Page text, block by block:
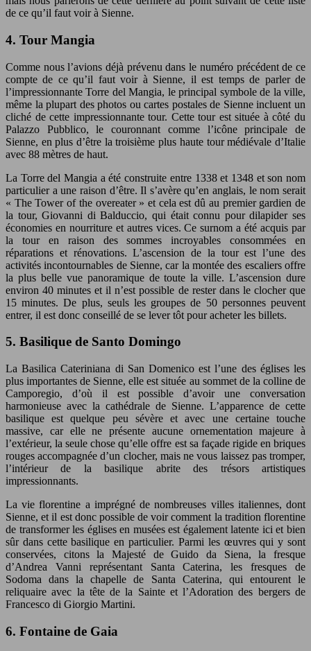
de ce qu’il faut voir à Sienne.
4. Tour Mangia
Comme nous l’avions déjà prévenu dans le numéro précédent de ce
compte de ce qu’il faut voir à Sienne, il est temps de parler de
l’impressionnante Torre del Mangia, le principal symbole de la ville,
même la plupart des photos ou cartes postales de Sienne incluent un
cliché de cette impressionnante tour. Cette tour est située à côté du
Palazzo Pubblico, le couronnant comme l’icône principale de
Sienne, en plus d’être la troisième plus haute tour médiévale d’Italie
avec 88 mètres de haut.
La Torre del Mangia a été construite entre 1338 et 1348 et son nom
particulier a une raison d’être. Il s’avère qu’en anglais, le nom serait
« The Tower of the overeater » et cela est dû au premier gardien de
la tour, Giovanni di Balduccio, qui était connu pour dilapider ses
économies en nourriture et autres vices. Ce surnom a été acquis par
la tour en raison des sommes incroyables consommées en
réparations et rénovations. L’ascension de la tour est l’une des
activités incontournables de Sienne, car la montée des escaliers offre
la plus belle vue panoramique de toute la ville. L’ascension dure
environ 40 minutes et il n’est possible de rester dans le clocher que
15 minutes. De plus, seuls les groupes de 50 personnes peuvent
entrer, il est donc conseillé de se lever tôt pour acheter les billets.
5. Basilique de Santo Domingo
La Basilica Cateriniana di San Domenico est l’une des églises les
plus importantes de Sienne, elle est située au sommet de la colline de
Camporegio, d’où il est possible d’avoir une conversation
harmonieuse avec la cathédrale de Sienne. L’apparence de cette
basilique est quelque peu sévère et avec une certaine touche
massive, car elle ne présente aucune ornementation majeure à
l’extérieur, la seule chose qu’elle offre est sa façade rigide en briques
rouges accompagnée d’un clocher, mais ne vous laissez pas tromper,
l’intérieur de la basilique abrite des trésors artistiques
impressionnants.
La vie florentine a imprégné de nombreuses villes italiennes, dont
Sienne, et il est donc possible de voir comment la tradition florentine
de transformer les églises en musées est également latente ici et bien
sûr dans cette basilique en particulier. Parmi les œuvres qui y sont
conservées, citons la Majesté de Guido da Siena, la fresque
d’Andrea Vanni représentant Santa Caterina, les fresques de
Sodoma dans la chapelle de Santa Caterina, qui entourent le
reliquaire avec la tête de la Sainte et l’Adoration des bergers de
Francesco di Giorgio Martini.
6. Fontaine de Gaia